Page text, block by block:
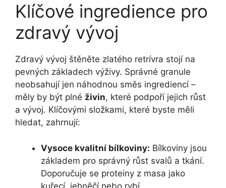
Klíčové ingredience pro
zdravý vývoj
Zdravý vývoj štěněte zlatého retrívra stojí na
pevných základech výživy. Správné granule
neobsahují jen náhodnou směs ingrediencí –
měly by být plné živin, které podpoří jejich růst
a vývoj. Klíčovými složkami, které byste měli
hledat, zahrnují:
Vysoce kvalitní bílkoviny: Bílkoviny jsou
základem pro správný růst svalů a tkání.
Doporučuje se proteiny z masa jako
kuřecí, jehněčí nebo rybí.